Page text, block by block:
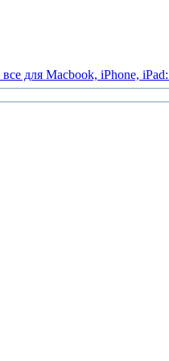
все для Macbook, iPhone, iPad: